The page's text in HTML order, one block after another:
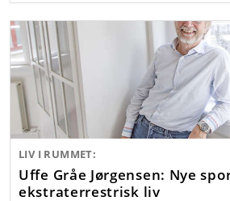
LIV I RUMMET:
Uffe Gråe Jørgensen: Nye
ekstraterrestrisk liv